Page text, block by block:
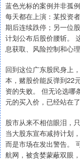
蓝色光标的案例并非孤
每天都在上演：某投资
期后连续跌停；另一位
计划公布后股价腰斩。
息获取、风险控制和心
回到这位广东股民身上
本，赌股价能反弹到22
资的失败。 但无论选
元的买入价，已经站在
股市从来不相信眼泪，
当大股东宣布减持计划
而是市场在发出警告。
航网，被贪婪蒙蔽双眼